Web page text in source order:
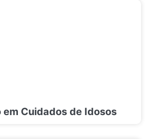
em Cuidados de Idosos